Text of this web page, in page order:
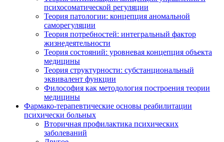
психосоматической регуляции
Теория патологии: концепция аномальной
саморегуляции
Теория потребностей: интегральный фактор
жизнедеятельности
Теория состояний: уровневая концепция объекта
медицины
Теория структурности: субстанциональный
эквивалент функции
Философия как методология построения теории
медицины
Фармако-терапевтические основы реабилитации
психически больных
Вторичная профилактика психических
заболеваний